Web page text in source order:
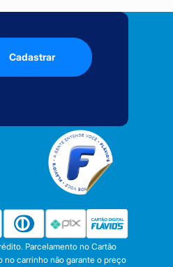
Cadastrar
Parcelamento no Cartão
no carrinho não garante o preço